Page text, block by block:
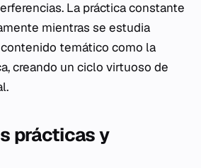
La práctica constante
mientras se estudia
temático como la
creando un ciclo virtuoso de
prácticas y